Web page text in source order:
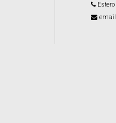
Estero
email